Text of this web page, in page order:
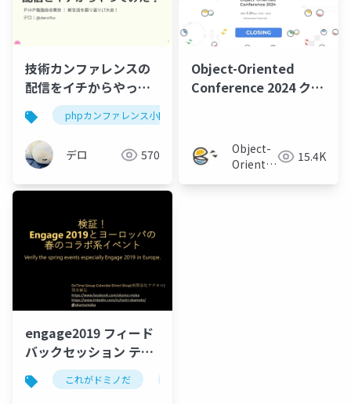
技術カンファレンスの
配信をイチからやって
みた！phpカンファレンス小田原
デロ 570
Object-Oriented
Conference 2024 クロ
Object-
Oriented
15.4K
engage2019 フィード
バックセッション テク
てく Lotus 技術者夜会
これがドミノだ